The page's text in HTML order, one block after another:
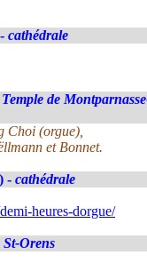
cathédrale
Temple de
Choi (orgue),
et Bonnet.
- cathédrale
heures-dorgue/
St-Orens